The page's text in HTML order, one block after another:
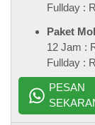
Fullday :
Paket
12 Jam :
Fullday :
PESAN